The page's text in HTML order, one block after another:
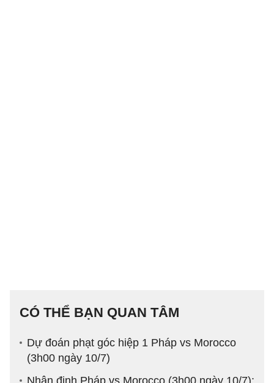
CÓ THỂ BẠN QUAN TÂM
Dự đoán phạt góc hiệp 1 Pháp vs Morocco
(3h00 ngày 10/7)